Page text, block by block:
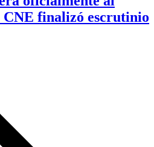
CNE finalizó escrutinio